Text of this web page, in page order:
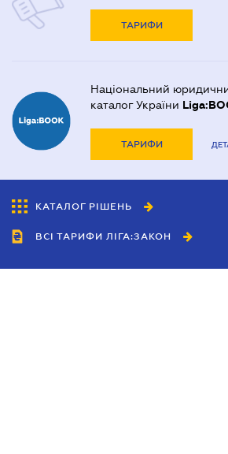
ТАРИФИ
Національний
каталог України
ТАРИФИ
КАТАЛОГ РІШЕНЬ
ВСІ ТАРИФИ ЛІГА:ЗАКОН